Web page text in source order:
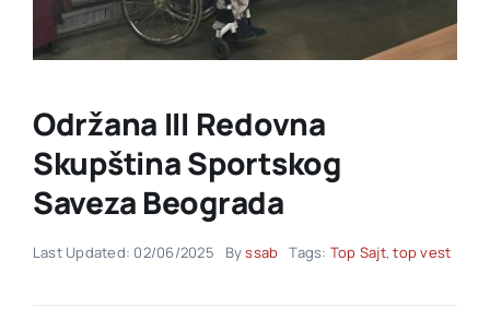
Akti SSAB
Kontakt
Održana III Redovna
Skupština Sportskog
Saveza Beograda
Last Updated: 02/06/2025 Byssab Tags: Top Sajt,top vest